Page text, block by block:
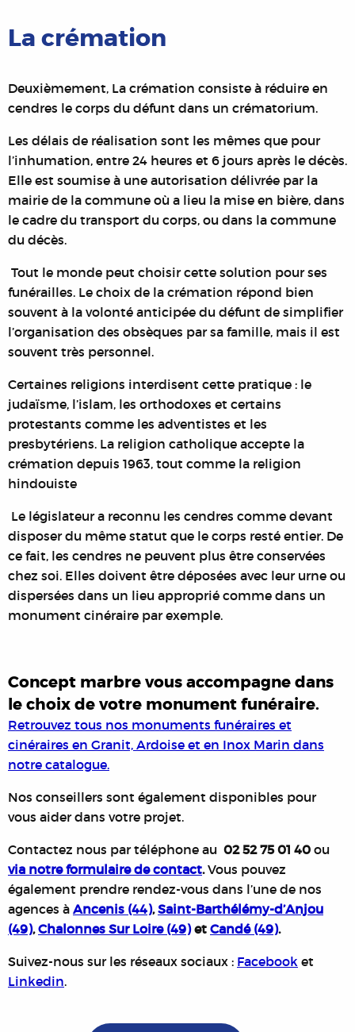
La crémation
Deuxièmement, La crémation consiste à réduire en
cendres le corps du défunt dans un crématorium.
Les délais de réalisation sont les mêmes que pour
l’inhumation, entre 24 heures et 6 jours après le décès.
Elle est soumise à une autorisation délivrée par la
mairie de la commune où a lieu la mise en bière, dans
le cadre du transport du corps, ou dans la commune
du décès.
Tout le monde peut choisir cette solution pour ses
funérailles. Le choix de la crémation répond bien
souvent à la volonté anticipée du défunt de simplifier
l’organisation des obsèques par sa famille, mais il est
souvent très personnel.
Certaines religions interdisent cette pratique : le
judaïsme, l’islam, les orthodoxes et certains
protestants comme les adventistes et les
presbytériens. La religion catholique accepte la
crémation depuis 1963, tout comme la religion
hindouiste
Le législateur a reconnu les cendres comme devant
disposer du même statut que le corps resté entier. De
ce fait, les cendres ne peuvent plus être conservées
chez soi. Elles doivent être déposées avec leur urne ou
dispersées dans un lieu approprié comme dans un
monument cinéraire par exemple.
Concept marbre vous accompagne dans
le choix de votre monument funéraire.
Retrouvez tous nos monuments funéraires et
cinéraires en Granit, Ardoise et en Inox Marin dans
notre catalogue.
Nos conseillers sont également disponibles pour
vous aider dans votre projet.
Contactez nous par téléphone au 02 52 75 01 40 ou
via notre formulaire de contact.Vous pouvez
également prendre rendez-vous dans l’une de nos
agences à Ancenis (44),Saint-Barthélémy-d’Anjou
(49),Chalonnes Sur Loire (49)et Candé (49).
Suivez-nous sur les réseaux sociaux : Facebook et
Linkedin.